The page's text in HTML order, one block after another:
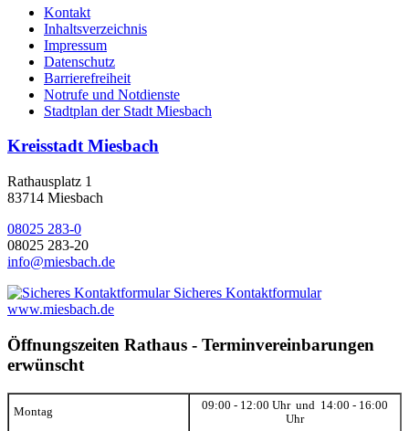
Kontakt
Inhaltsverzeichnis
Impressum
Datenschutz
Barrierefreiheit
Notrufe und Notdienste
Stadtplan der Stadt Miesbach
Kreisstadt Miesbach
Rathausplatz 1
83714 Miesbach
08025 283-0
08025 283-20
info@miesbach.de
Sicheres Kontaktformular
www.miesbach.de
Öffnungszeiten Rathaus - Terminvereinbarungen
erwünscht
Montag
09:00 - 12:00 Uhr und 14:00 - 16:00
Uhr